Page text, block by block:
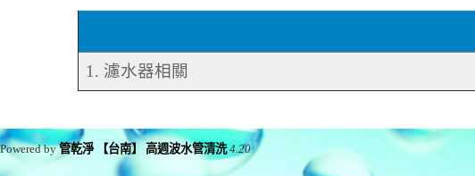
1. 濾水器相關
Powered by管乾淨 【台南】 高週波水管清洗 4.20